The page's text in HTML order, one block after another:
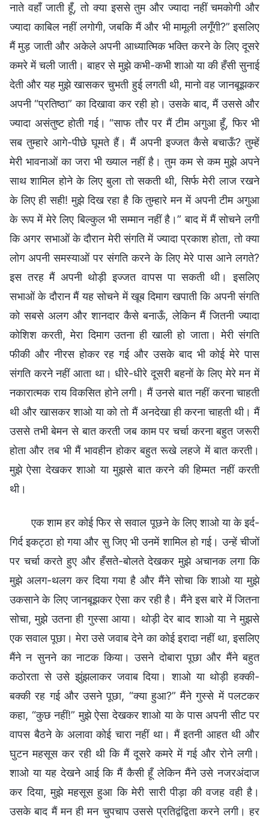
नाते वहाँ जाती हूँ, तो क्या इससे तुम और ज्यादा नहीं चमकोगी और
ज्यादा काबिल नहीं लगोगी, जबकि मैं और भी मामूली लगूँगी?” इसलिए
मैं मुड़ जाती और अकेले अपनी आध्यात्मिक भक्ति करने के लिए दूसरे
कमरे में चली जाती। बाहर से मुझे कभी-कभी शाओ या की हँसी सुनाई
देती और यह मुझे खासकर चुभती हुई लगती थी, मानो वह जानबूझकर
अपनी “प्रतिष्ठा” का दिखावा कर रही हो। उसके बाद, मैं उससे और
ज्यादा असंतुष्ट होती गई। “साफ तौर पर मैं टीम अगुआ हूँ, फिर भी
सब तुम्हारे आगे-पीछे घूमते हैं। मैं अपनी इज्जत कैसे बचाऊँ? तुम्हें
मेरी भावनाओं का जरा भी ख्याल नहीं है। तुम कम से कम मुझे अपने
साथ शामिल होने के लिए बुला तो सकती थी, सिर्फ मेरी लाज रखने
के लिए ही सही! मुझे दिख रहा है कि तुम्हारे मन में अपनी टीम अगुआ
के रूप में मेरे लिए बिल्कुल भी सम्मान नहीं है।” बाद में मैं सोचने लगी
कि अगर सभाओं के दौरान मेरी संगति में ज्यादा प्रकाश होता, तो क्या
लोग अपनी समस्याओं पर संगति करने के लिए मेरे पास आने लगते?
इस तरह मैं अपनी थोड़ी इज्जत वापस पा सकती थी। इसलिए
सभाओं के दौरान मैं यह सोचने में खूब दिमाग खपाती कि अपनी संगति
को सबसे अलग और शानदार कैसे बनाऊँ, लेकिन मैं जितनी ज्यादा
कोशिश करती, मेरा दिमाग उतना ही खाली हो जाता। मेरी संगति
फीकी और नीरस होकर रह गई और उसके बाद भी कोई मेरे पास
संगति करने नहीं आता था। धीरे-धीरे दूसरी बहनों के लिए मेरे मन में
नकारात्मक राय विकसित होने लगी। मैं उनसे बात नहीं करना चाहती
थी और खासकर शाओ या को तो मैं अनदेखा ही करना चाहती थी। मैं
उससे तभी बेमन से बात करती जब काम पर चर्चा करना बहुत जरूरी
होता और तब भी मैं भावहीन होकर बहुत रूखे लहजे में बात करती।
मुझे ऐसा देखकर शाओ या मुझसे बात करने की हिम्मत नहीं करती
थी।
एक शाम हर कोई फिर से सवाल पूछने के लिए शाओ या के इर्द-
गिर्द इकट्ठा हो गया और सु जिए भी उनमें शामिल हो गई। उन्हें चीजों
पर चर्चा करते हुए और हँसते-बोलते देखकर मुझे अचानक लगा कि
मुझे अलग-थलग कर दिया गया है और मैंने सोचा कि शाओ या मुझे
उकसाने के लिए जानबूझकर ऐसा कर रही है। मैंने इस बारे में जितना
सोचा, मुझे उतना ही गुस्सा आया। थोड़ी देर बाद शाओ या ने मुझसे
एक सवाल पूछा। मेरा उसे जवाब देने का कोई इरादा नहीं था, इसलिए
मैंने न सुनने का नाटक किया। उसने दोबारा पूछा और मैंने बहुत
कठोरता से उसे झुंझलाकर जवाब दिया। शाओ या थोड़ी हक्की-
बक्की रह गई और उसने पूछा, “क्या हुआ?” मैंने गुस्से में पलटकर
कहा, “कुछ नहीं!” मुझे ऐसा देखकर शाओ या के पास अपनी सीट पर
वापस बैठने के अलावा कोई चारा नहीं था। मैं इतनी आहत थी और
घुटन महसूस कर रही थी कि मैं दूसरे कमरे में गई और रोने लगी।
शाओ या यह देखने आई कि मैं कैसी हूँ लेकिन मैंने उसे नजरअंदाज
कर दिया, मुझे महसूस हुआ कि मेरी सारी पीड़ा की वजह वही है।
उसके बाद मैं मन ही मन चुपचाप उससे प्रतिद्वंद्विता करने लगी। हर